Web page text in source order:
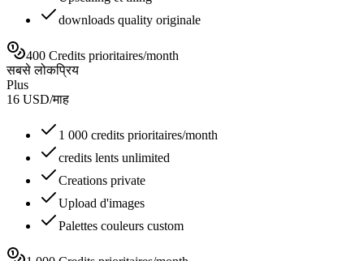
downloads quality originale
400 Credits prioritaires/month
सबसे लोकप्रिय
Plus
16 USD/माह
1 000 credits prioritaires/month
credits lents unlimited
Creations private
Upload d'images
Palettes couleurs custom